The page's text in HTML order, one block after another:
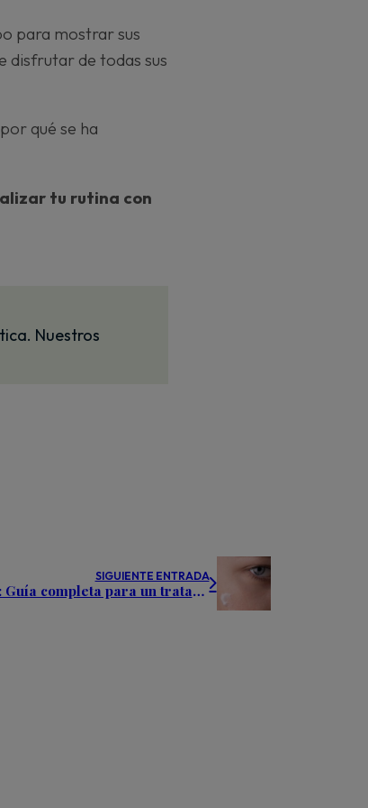
para mostrar sus
disfrutar de todas sus
qué se ha
tu rutina con
Nuestros
SIGUIENTE ENTRADA
Las mejores cremas para el acné: Guía completa para un tratamiento efectivo en cada tipo de piel